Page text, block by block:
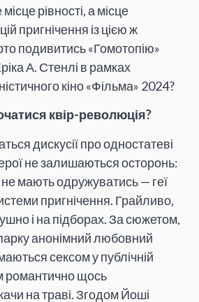
рівності, а місце
пригнічення із цією ж
подивитись «Гомотопію»
А. Стенлі в рамках
кіно «Фільма» 2024?
квір-революція?
дискусії про одностатеві
не залишаються осторонь:
не мають одружуватись — геї
пригнічення. Грайливо,
і на підборах. За сюжетом,
анонімний любовний
сексом у публічній
романтично щось
на траві. Згодом Йоші